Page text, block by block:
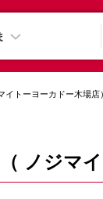
トーヨーカドー木場店）
ノジマイ